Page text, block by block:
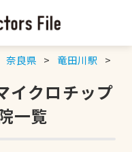
奈良県 竜田川駅
イクロチップ
一覧